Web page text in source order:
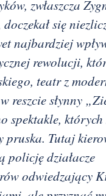
zwłaszcza
się
najbardziej
rewolucji,
teatr z
reszcie słynny
spektakle,
pruska. Tutaj
policję działacze
odwiedzający